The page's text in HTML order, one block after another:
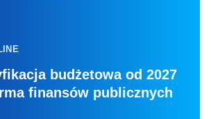
budżetowa od 2027
finansów publicznych